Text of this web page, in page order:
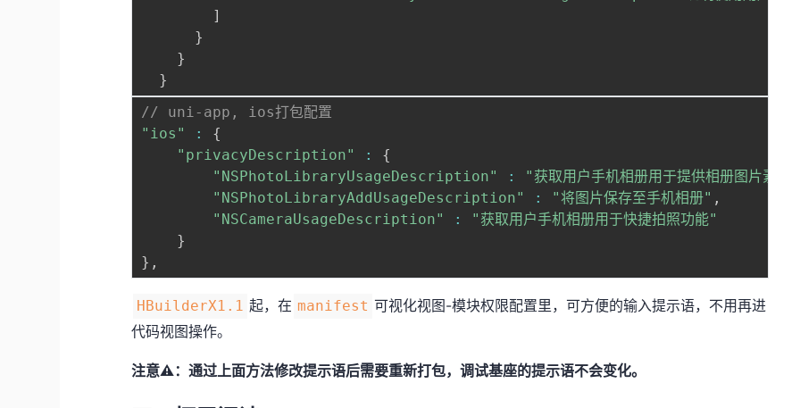
]
}
}
}
// uni-app, ios打包配置
"ios"
:
{
"privacyDescription"
:
{
"NSPhotoLibraryUsageDescription"
:
"获取用户手机相册用于提供相册图片素材"
"NSPhotoLibraryAddUsageDescription"
: "将图片保存至手机相册" ,
"NSCameraUsageDescription"
:
"获取用户手机相册用于快捷拍照功能"
}
} ,
HBuilderX1.1 起，在 manifest 可视化视图-模块权限配置里，可方便的输入提示语，不用再进
代码视图操作。
注意⚠️：通过上面方法修改提示语后需要重新打包，调试基座的提示语不会变化。